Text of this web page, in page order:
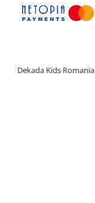
Dekada Kids Romania